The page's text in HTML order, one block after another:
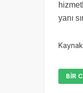
yanı
BIR